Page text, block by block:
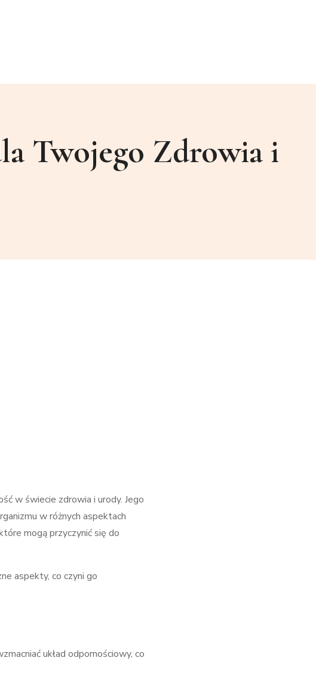
Twojego Zdrowia i
w świecie zdrowia i urody. Jego
w różnych aspektach
mogą przyczynić się do
aspekty, co czyni go
układ odpornościowy, co